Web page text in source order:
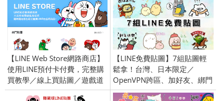
【LINE Web Store網路商店】
使用LINE預付卡付費，完整購
買教學／線上買貼圖／遊戲道
具免信用卡！(Android / iOS )
【LINE免費貼圖】7組貼圖輕
鬆拿！台灣、日本限定／
OpenVPN跨區、加好友、綁門
號／2026/1/20